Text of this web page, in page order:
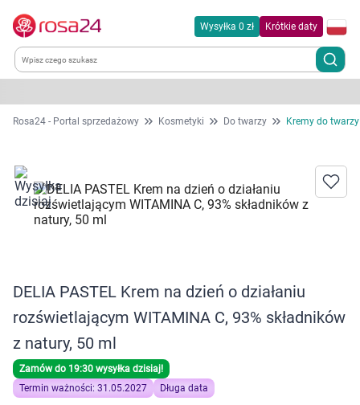
Wysyłka 0 zł Krótkie daty
Kategorie
Dla zwierząt
Kobieta w ciąży i mama
Dziecko
Rosa24 - Portal sprzedażowy Kosmetyki Do twarzy Kremy do twarzy
DELIA PASTEL Krem na dzień o działaniu
rozświetlającym WITAMINA C, 93% składników
z natury, 50 ml
Zamów do 19:30 wysyłka dzisiaj!
Termin ważności: 31.05.2027
Długa data